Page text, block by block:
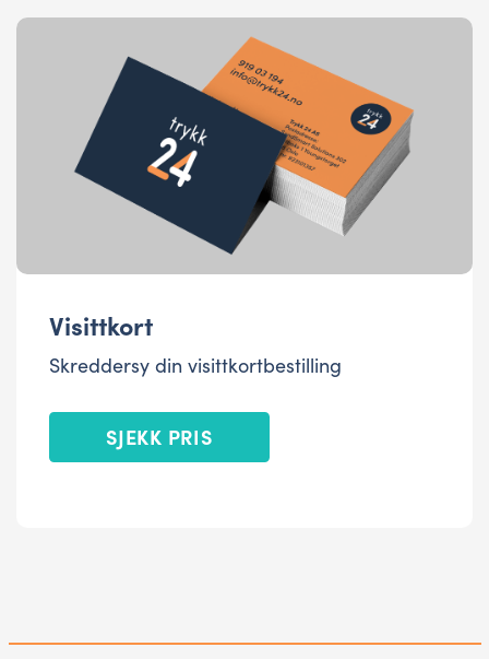
Visittkort
Skreddersy din visittkortbestilling
SJEKK PRIS